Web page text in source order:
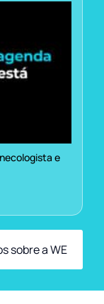
e
sobre a WE